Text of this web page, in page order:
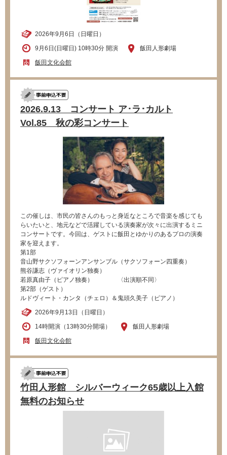
2026年9月6日（日曜日）
9月6日(日曜日) 10時30分 開演
飯田人形劇場
飯田文化会館
2026.9.13 コンサート ア･ラ･カルト
Vol.85 秋の彩コンサート
この催しは、市民の皆さんのもっと身近なところで音楽を感じても
らいたいと、地元などで活躍している演奏家が次々に出演するミニ
コンサートです。今回は、ゲストに飯田とゆかりのあるプロの演奏
家を迎えます。
第1部
音山野サクソフォーンアンサンブル（サクソフォーン四重奏）
熊谷謙志（ヴァイオリン独奏）
若原真由子（ピアノ独奏） 〈出演順不同〉
第2部（ゲスト）
ルドヴィート・カンタ（チェロ）＆鬼頭久美子（ピアノ）
2026年9月13日（日曜日）
14時開演（13時30分開場）
飯田人形劇場
飯田文化会館
竹田人形館 シルバーウィーク65歳以上入館
無料のお知らせ